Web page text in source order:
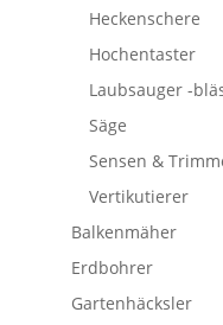
Heckenschere
Hochentaster
Laubsauger -
Säge
Sensen &
Vertikutierer
Balkenmäher
Erdbohrer
Gartenhäcksler